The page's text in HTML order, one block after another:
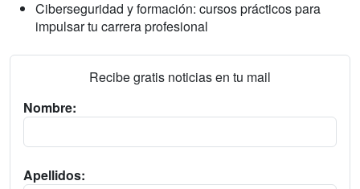
Ciberseguridad y formación: cursos prácticos para
impulsar tu carrera profesional
Recibe gratis noticias en tu mail
Nombre:
Apellidos: